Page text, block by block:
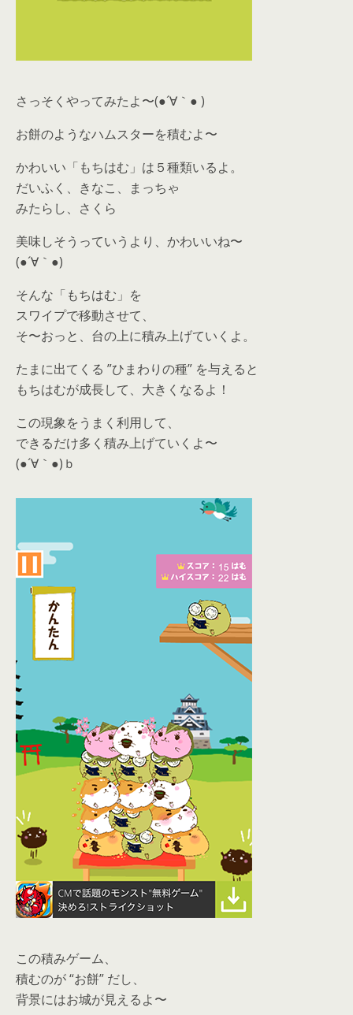
さっそくやってみたよ〜(●´∀｀● )
お餅のようなハムスターを積むよ〜
かわいい「もちはむ」は５種類いるよ。
だいふく、きなこ、まっちゃ
みたらし、さくら
美味しそうっていうより、かわいいね〜
(●´∀｀●)
そんな「もちはむ」を
スワイプで移動させて、
そ〜おっと、台の上に積み上げていくよ。
たまに出てくる ”ひまわりの種” を与えると
もちはむが成長して、大きくなるよ！
この現象をうまく利用して、
できるだけ多く積み上げていくよ〜
(●´∀｀●)ｂ
この積みゲーム、
積むのが “お餅” だし、
背景にはお城が見えるよ〜